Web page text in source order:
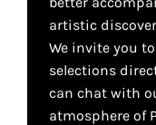
artistic
We invite you
selections
can chat with
atmosphere of
your
choice